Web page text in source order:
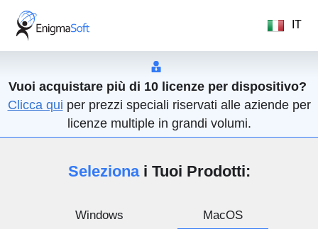
IT
Vuoi acquistare più di 10 licenze per dispositivo?
Clicca qui per prezzi speciali riservati alle aziende per
licenze multiple in grandi volumi.
Selezionai Tuoi Prodotti:
Windows MacOS